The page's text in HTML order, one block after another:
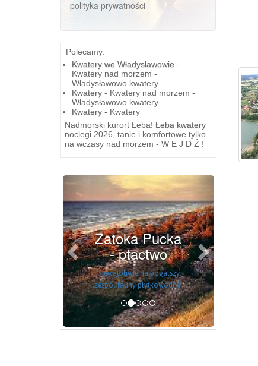
polityka prywatności
Polecamy:
Kwatery we Władysławowie -
Kwatery nad morzem -
Władysławowo kwatery
Kwatery - Kwatery nad morzem -
Władysławowo kwatery
Kwatery - Kwatery
Nadmorski kurort Łeba! Łeba kwatery
noclegi 2026, tanie i komfortowe tylko
na wczasy nad morzem - W E J D Ź !
Zatoka Pucka
- ptactwo
Niewątpliwie najbogatszy
zespół fauny płytkowodnej
Previous Next